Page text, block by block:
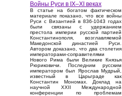
Войны Руси в IX–XI веках
В статье на богатом фактическом
материале показано, что все войны
Руси с Византией в 836-1043 годах
были связаны с удержанием
престола империи русской партией
Константинополя, возглавляемой
Македонской династией Руси.
Автором доказано, что два столетия
императорами-соправителями
Нового Рима были Великие Князья
Рюриковичи. Последним русским
императором был Ярослав Мудрый,
известный в Царьграде как
Константин Мономах. Доклад на
научной XXII Международной
конференции по проблемам